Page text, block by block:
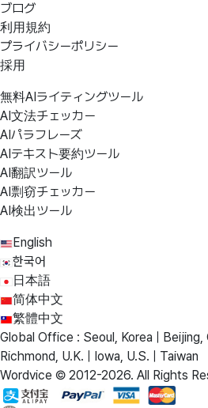
ブログ
利用規約
プライバシーポリシー
採用
無料AIライティングツール
AI文法チェッカー
AIパラフレーズ
AIテキスト要約ツール
AI翻訳ツール
AI剽窃チェッカー
AI検出ツール
English
한국어
日本語
简体中文
繁體中文
Global Office : Seoul, Korea | Beijing,
Richmond, U.K. | Iowa, U.S. | Taiwan
Wordvice © 2012-2026. All Rights